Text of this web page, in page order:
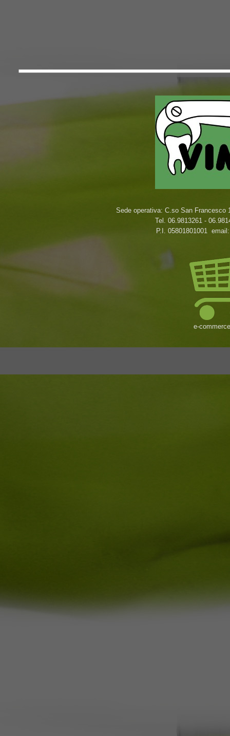
Sede operativa: C.so San Francesco
Tel. 06.9813261 -
P.I. 05801801001
e-